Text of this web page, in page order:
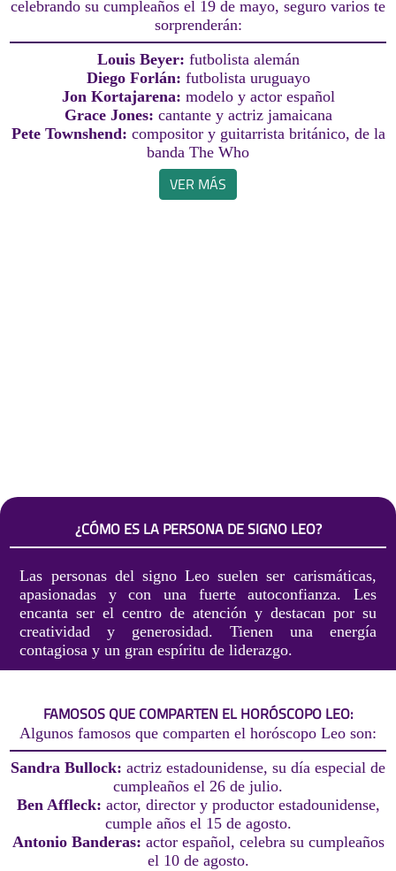
celebrando su cumpleaños el 19 de mayo, seguro varios te
sorprenderán:
Louis Beyer: futbolista alemán
Diego Forlán: futbolista uruguayo
Jon Kortajarena: modelo y actor español
Grace Jones: cantante y actriz jamaicana
Pete Townshend: compositor y guitarrista británico, de la
banda The Who
VER MÁS
¿CÓMO ES LA PERSONA DE SIGNO LEO?
Las personas del signo Leo suelen ser carismáticas,
apasionadas y con una fuerte autoconfianza. Les
encanta ser el centro de atención y destacan por su
creatividad y generosidad. Tienen una energía
contagiosa y un gran espíritu de liderazgo.
FAMOSOS QUE COMPARTEN EL HORÓSCOPO LEO:
Algunos famosos que comparten el horóscopo Leo son:
Sandra Bullock: actriz estadounidense, su día especial de
cumpleaños el 26 de julio.
Ben Affleck: actor, director y productor estadounidense,
cumple años el 15 de agosto.
Antonio Banderas: actor español, celebra su cumpleaños
el 10 de agosto.